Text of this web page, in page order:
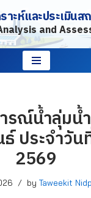
าะห์และประเมิน
and
รณ์น้ำลุ่มน้
ประจำวั
2569
by Taweekit